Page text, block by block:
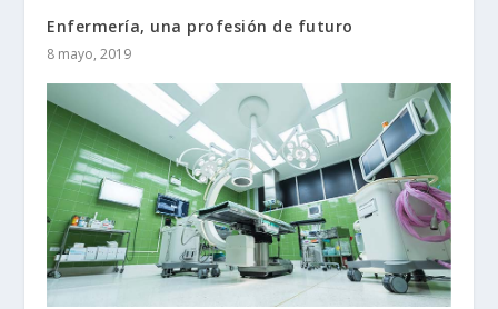
Enfermería, una profesión de futuro
8 mayo, 2019